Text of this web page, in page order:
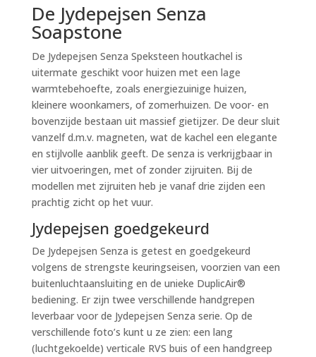
De Jydepejsen Senza
Soapstone
De Jydepejsen Senza Speksteen houtkachel is
uitermate geschikt voor huizen met een lage
warmtebehoefte, zoals energiezuinige huizen,
kleinere woonkamers, of zomerhuizen. De voor- en
bovenzijde bestaan uit massief gietijzer. De deur sluit
vanzelf d.m.v. magneten, wat de kachel een elegante
en stijlvolle aanblik geeft. De senza is verkrijgbaar in
vier uitvoeringen, met of zonder zijruiten. Bij de
modellen met zijruiten heb je vanaf drie zijden een
prachtig zicht op het vuur.
Jydepejsen goedgekeurd
De Jydepejsen Senza is getest en goedgekeurd
volgens de strengste keuringseisen, voorzien van een
buitenluchtaansluiting en de unieke DuplicAir®
bediening. Er zijn twee verschillende handgrepen
leverbaar voor de Jydepejsen Senza serie. Op de
verschillende foto’s kunt u ze zien: een lang
(luchtgekoelde) verticale RVS buis of een handgreep